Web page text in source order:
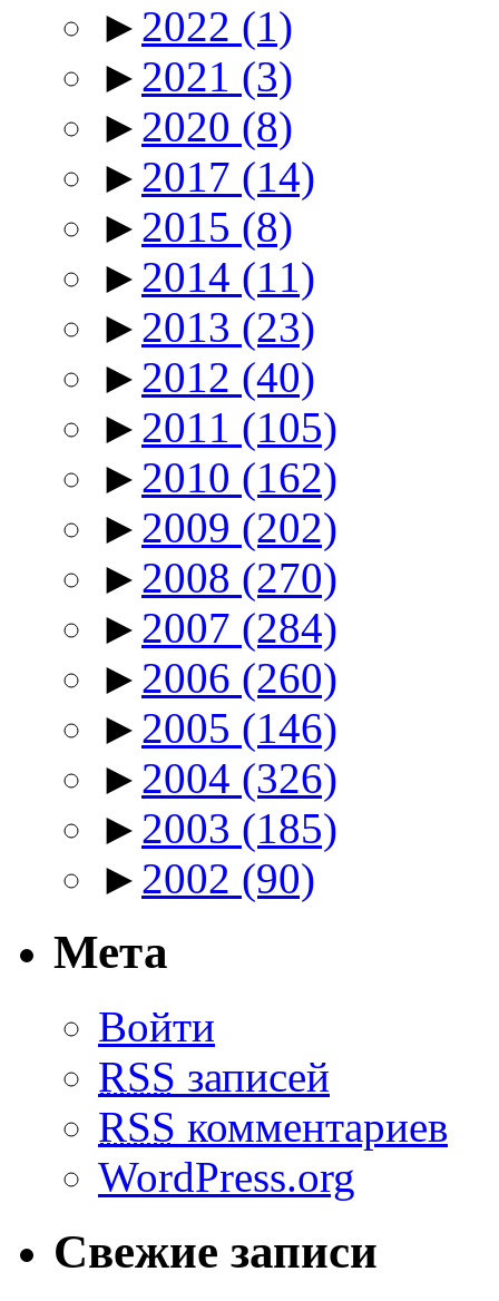
► 2022 (1)
► 2021 (3)
► 2020 (8)
► 2017 (14)
► 2015 (8)
► 2014 (11)
► 2013 (23)
► 2012 (40)
► 2011 (105)
► 2010 (162)
► 2009 (202)
► 2008 (270)
► 2007 (284)
► 2006 (260)
► 2005 (146)
► 2004 (326)
► 2003 (185)
► 2002 (90)
Мета
Войти
RSS записей
RSS комментариев
WordPress.org
Свежие записи